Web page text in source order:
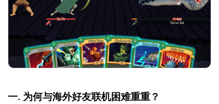
一. 为何与海外好友联机困难重重？